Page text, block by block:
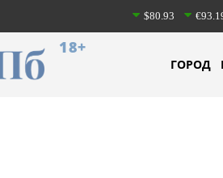
$80.93
18+
ГОРОД